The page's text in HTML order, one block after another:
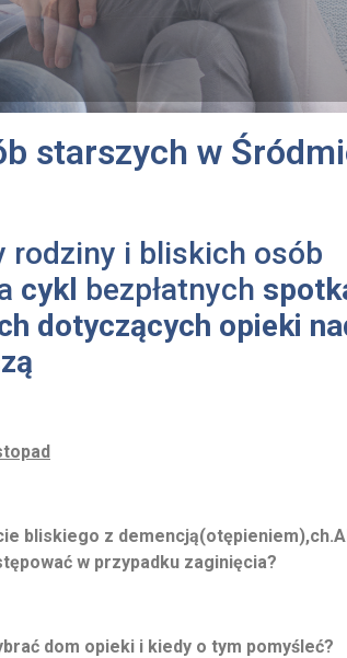
starszych w
rodziny i bliskich osób
cykl bezpłatnych
dotyczących opieki
bliskiego z
w przypadku zaginięcia?
dom opieki i kiedy o tym pomyśleć?